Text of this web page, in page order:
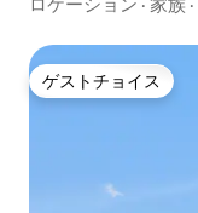
ロケーション · 家族 ·
ゲストチョイス
ゲストチョイス